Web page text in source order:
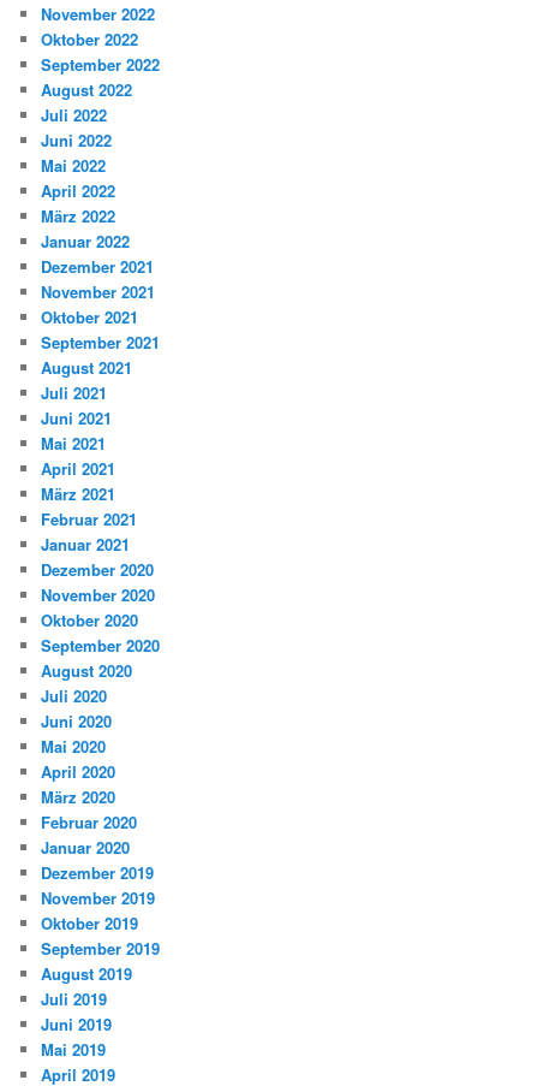
November 2022
Oktober 2022
September 2022
August 2022
Juli 2022
Juni 2022
Mai 2022
April 2022
März 2022
Januar 2022
Dezember 2021
November 2021
Oktober 2021
September 2021
August 2021
Juli 2021
Juni 2021
Mai 2021
April 2021
März 2021
Februar 2021
Januar 2021
Dezember 2020
November 2020
Oktober 2020
September 2020
August 2020
Juli 2020
Juni 2020
Mai 2020
April 2020
März 2020
Februar 2020
Januar 2020
Dezember 2019
November 2019
Oktober 2019
September 2019
August 2019
Juli 2019
Juni 2019
Mai 2019
April 2019